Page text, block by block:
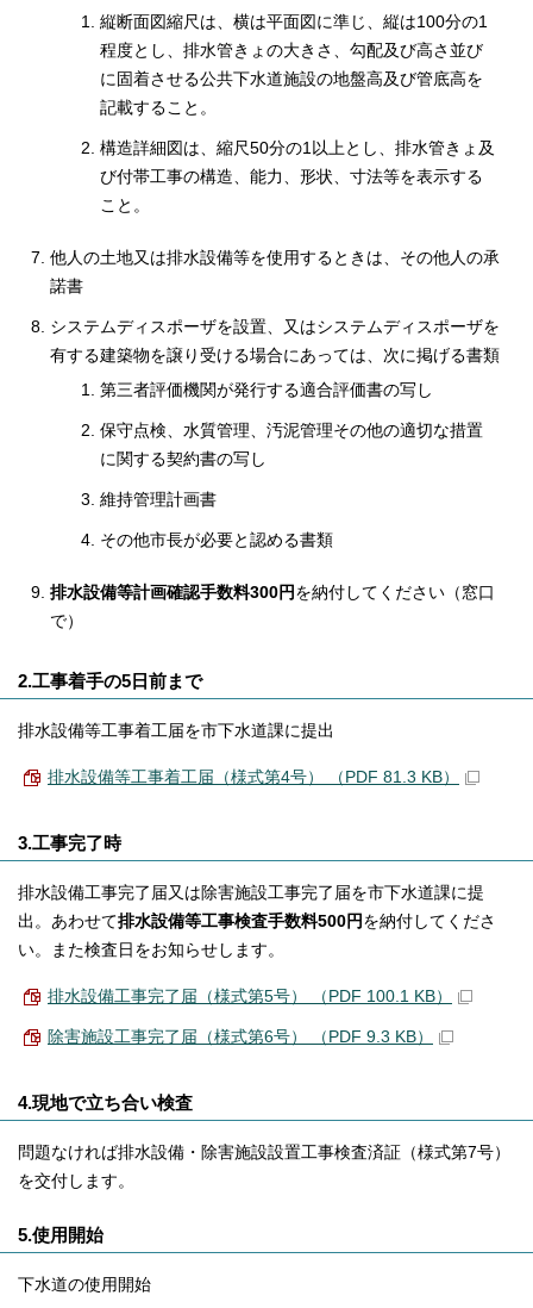
縦断面図縮尺は、横は平面図に準じ、縦は100分の1
程度とし、排水管きょの大きさ、勾配及び高さ並び
に固着させる公共下水道施設の地盤高及び管底高を
記載すること。
構造詳細図は、縮尺50分の1以上とし、排水管きょ及
び付帯工事の構造、能力、形状、寸法等を表示する
こと。
他人の土地又は排水設備等を使用するときは、その他人の承
諾書
システムディスポーザを設置、又はシステムディスポーザを
有する建築物を譲り受ける場合にあっては、次に掲げる書類
第三者評価機関が発行する適合評価書の写し
保守点検、水質管理、汚泥管理その他の適切な措置
に関する契約書の写し
維持管理計画書
その他市長が必要と認める書類
排水設備等計画確認手数料300円 を納付してください（窓口
で）
2.工事着手の5日前まで
排水設備等工事着工届を市下水道課に提出
排水設備等工事着工届（様式第4号） （PDF 81.3 KB）
3.工事完了時
排水設備工事完了届又は除害施設工事完了届を市下水道課に提
出。あわせて排水設備等工事検査手数料500円 を納付してくださ
い。また検査日をお知らせします。
排水設備工事完了届（様式第5号） （PDF 100.1 KB）
除害施設工事完了届（様式第6号） （PDF 9.3 KB）
4.現地で立ち合い検査
問題なければ排水設備・除害施設設置工事検査済証（様式第7号）
を交付します。
5.使用開始
下水道の使用開始